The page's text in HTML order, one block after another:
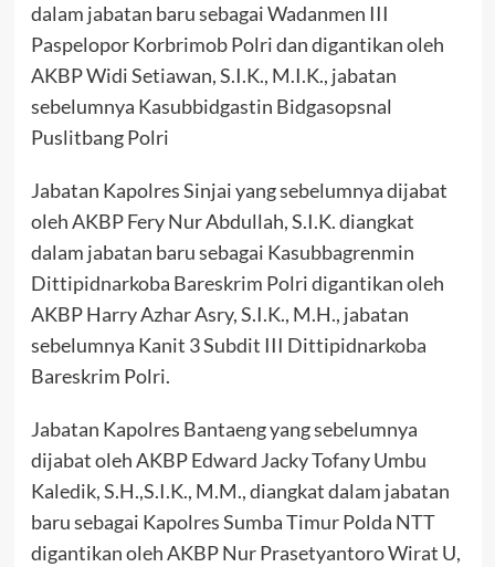
dalam jabatan baru sebagai Wadanmen III
Paspelopor Korbrimob Polri dan digantikan oleh
AKBP Widi Setiawan, S.I.K., M.I.K., jabatan
sebelumnya Kasubbidgastin Bidgasopsnal
Puslitbang Polri
Jabatan Kapolres Sinjai yang sebelumnya dijabat
oleh AKBP Fery Nur Abdullah, S.I.K. diangkat
dalam jabatan baru sebagai Kasubbagrenmin
Dittipidnarkoba Bareskrim Polri digantikan oleh
AKBP Harry Azhar Asry, S.I.K., M.H., jabatan
sebelumnya Kanit 3 Subdit III Dittipidnarkoba
Bareskrim Polri.
Jabatan Kapolres Bantaeng yang sebelumnya
dijabat oleh AKBP Edward Jacky Tofany Umbu
Kaledik, S.H.,S.I.K., M.M., diangkat dalam jabatan
baru sebagai Kapolres Sumba Timur Polda NTT
digantikan oleh AKBP Nur Prasetyantoro Wirat U,